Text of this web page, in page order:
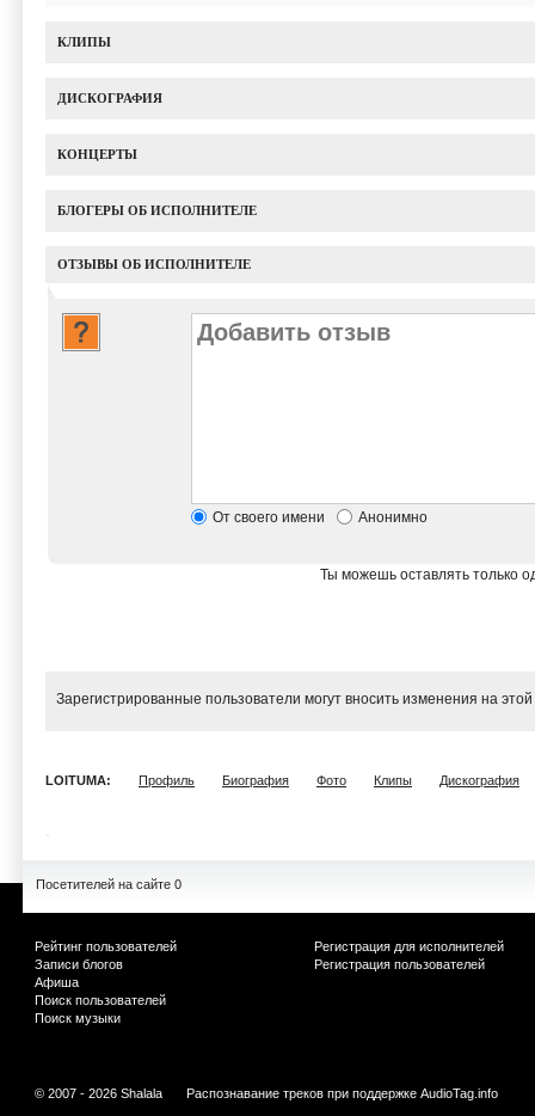
КЛИПЫ
ДИСКОГРАФИЯ
КОНЦЕРТЫ
БЛОГЕРЫ ОБ ИСПОЛНИТЕЛЕ
ОТЗЫВЫ ОБ ИСПОЛНИТЕЛЕ
От своего имени Анонимно
Ты можешь оставлять только
Зарегистрированные пользователи могут вносить изменения на
LOITUMA: Профиль Биография Фото Клипы Дискография
Посетителей на сайте 0
Рейтинг пользователей
Записи блогов
Афиша
Поиск пользователей
Поиск музыки
Регистрация для исполнителей
Регистрация пользователей
© 2007 - 2026 Shalala Распознавание треков при поддержке AudioTag.info